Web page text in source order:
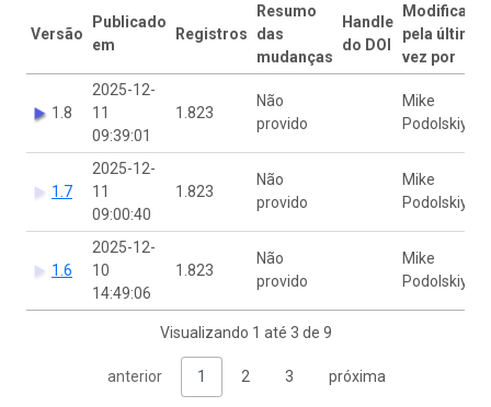
Versão
Publicado
em
Registros
Resumo
das
mudanças
Handle
do DOI
Modificado
pela última
vez por
1.8
2025-12-
11
09:39:01
1.823
Não
provido
Mike
Podolskiy
1.7
2025-12-
11
09:00:40
1.823
Não
provido
Mike
Podolskiy
1.6
2025-12-
10
14:49:06
1.823
Não
provido
Mike
Podolskiy
Visualizando 1 até 3 de 9
anterior 1 2 3 próxima